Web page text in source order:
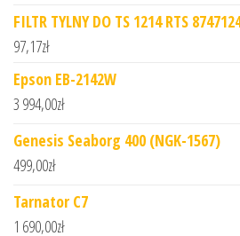
FILTR TYLNY DO TS 1214 RTS
97,17zł
Epson EB-2142W
3 994,00zł
Genesis Seaborg 400 (NGK-1567)
499,00zł
Tarnator C7
1 690,00zł